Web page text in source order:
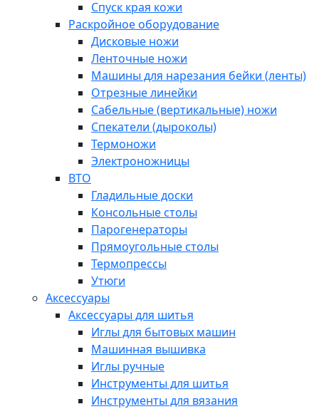
Спуск края кожи
Раскройное оборудование
Дисковые ножи
Ленточные ножи
Машины для нарезания бейки (ленты)
Отрезные линейки
Сабельные (вертикальные) ножи
Спекатели (дыроколы)
Термоножи
Электроножницы
ВТО
Гладильные доски
Консольные столы
Парогенераторы
Прямоугольные столы
Термопрессы
Утюги
Аксессуары
Аксессуары для шитья
Иглы для бытовых машин
Машинная вышивка
Иглы ручные
Инструменты для шитья
Инструменты для вязания